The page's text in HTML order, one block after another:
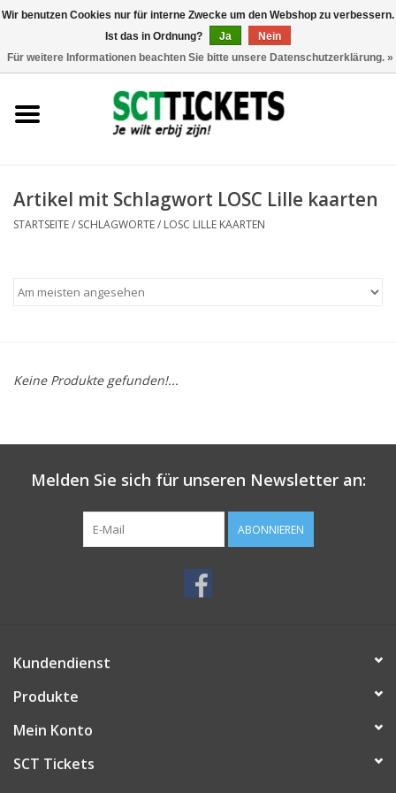
Frankreich
Artikel mit Schlagwort LOSC Lille kaarten
STARTSEITE/ SCHLAGWORTE/ LOSC LILLE KAARTEN
Keine Produkte gefunden!...
Melden Sie sich für unseren Newsletter an:
ABONNIEREN
Kundendienst
Produkte
Mein Konto
SCT Tickets
Wir benutzen Cookies nur für interne Zwecke um den Webshop zu verbessern.
Ist das in Ordnung?
Ja
Nein
Für weitere Informationen beachten Sie bitte unsere Datenschutzerklärung. »